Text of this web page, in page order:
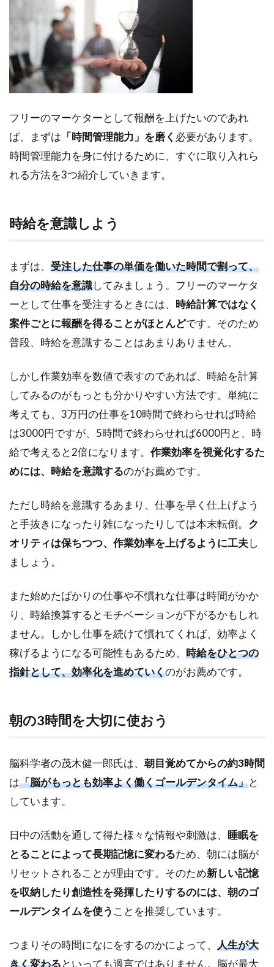
プ
の
道
1.1
を意
識し
よう
朝の3
切に
使お
1.3
受動
的な
娯楽
を減
らそ
う
タ
ス
ク
管
理
が
タ
イ
ネ
ジ
メ
ン
ト
本
2.1
30マ
ス週
画表
る
クを
書き
出す
順位
をつ
2.4
クを
時間
フリーのマーケターとして報酬を上げたいのであれ
ば、まずは 「時間管理能力」を磨く 必要があります。
時間管理能力を身に付けるために、すぐに取り入れら
れる方法を3つ紹介していきます。
時給を意識しよう
まずは、 受注した仕事の単価を働いた時間で割って、
自分の時給を意識してみましょう。フリーのマーケタ
ーとして仕事を受注するときには、 時給計算ではなく
案件ごとに報酬を得ることがほとんどです。そのため
普段、時給を意識することはあまりありません。
しかし作業効率を数値で表すのであれば、時給を計算
してみるのがもっとも分かりやすい方法です。単純に
考えても、3万円の仕事を10時間で終わらせれば時給
は3000円ですが、5時間で終わらせれば6000円と、時
給で考えると2倍になります。 作業効率を視覚化するた
めには、時給を意識するのがお薦めです。
ただし時給を意識するあまり、仕事を早く仕上げよう
と手抜きになったり雑になったりしては本末転倒。 ク
オリティは保ちつつ、作業効率を上げるように工夫し
ましょう。
また始めたばかりの仕事や不慣れな仕事は時間がかか
り、時給換算するとモチベーションが下がるかもしれ
ません。しかし仕事を続けて慣れてくれば、効率よく
稼げるようになる可能性もあるため、 時給をひとつの
指針として、効率化を進めていくのがお薦めです。
朝の3時間を大切に使おう
脳科学者の茂木健一郎氏は、 朝目覚めてからの約3時間
は「脳がもっとも効率よく働くゴールデンタイム」と
しています。
日中の活動を通して得た様々な情報や刺激は、 睡眠を
とることによって長期記憶に変わるため、朝には脳が
リセットされることが理由です。そのため新しい記憶
を収納したり創造性を発揮したりするのには、朝のゴ
ールデンタイムを使う ことを推奨しています。
つまりその時間になにをするのかによって、 人生が大
きく変わるといっても過言ではありません。脳が最大